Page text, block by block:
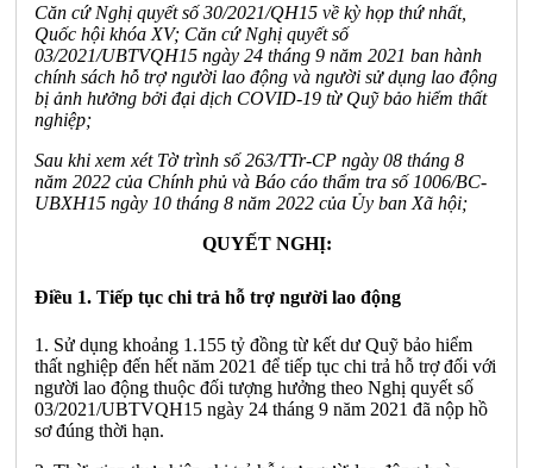
Căn cứ Nghị quyết số 30/2021/QH15 về kỳ họp thứ nhất,
Quốc hội khóa XV; Căn cứ Nghị quyết số
03/2021/UBTVQH15 ngày 24 tháng 9 năm 2021 ban hành
chính sách hỗ trợ người lao động và người sử dụng lao động
bị ảnh hưởng bởi đại dịch COVID-19 từ Quỹ bảo hiểm thất
nghiệp;
Sau khi xem xét Tờ trình số 263/TTr-CP ngày 08 tháng 8
năm 2022 của Chính phủ và Báo cáo thẩm tra số 1006/BC-
UBXH15 ngày 10 tháng 8 năm 2022 của Ủy ban Xã hội;
QUYẾT NGHỊ:
Điều 1. Tiếp tục chi trả hỗ trợ người lao động
1. Sử dụng khoảng 1.155 tỷ đồng từ kết dư Quỹ bảo hiểm
thất nghiệp đến hết năm 2021 để tiếp tục chi trả hỗ trợ đối với
người lao động thuộc đối tượng hưởng theo Nghị quyết số
03/2021/UBTVQH15 ngày 24 tháng 9 năm 2021 đã nộp hồ
sơ đúng thời hạn.